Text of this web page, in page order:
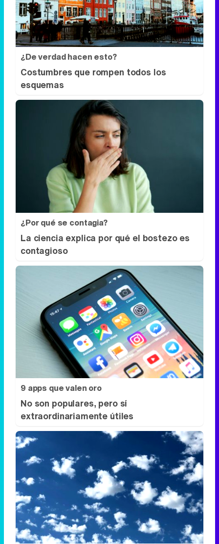
¿De verdad hacen esto?
Costumbres que rompen todos los
esquemas
¿Por qué se contagia?
La ciencia explica por qué el bostezo es
contagioso
9 apps que valen oro
No son populares, pero sí
extraordinariamente útiles